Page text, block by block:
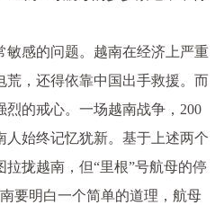
敏感的问题。越南在经济上严重
荒，还得依靠中国出手救援。而
烈的戒心。一场越南战争，200
人始终记忆犹新。基于上述两个
拉拢越南，但“里根”号航母的停
要明白一个简单的道理，航母